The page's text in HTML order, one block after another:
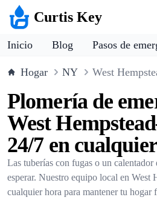
Curtis Key
Inicio Blog Pasos de
Hogar NY West
Plomería de
West
24/7 en
Las tuberías con fugas o un calentador
esperar. Nuestro equipo local en West
cualquier hora para mantener tu hogar